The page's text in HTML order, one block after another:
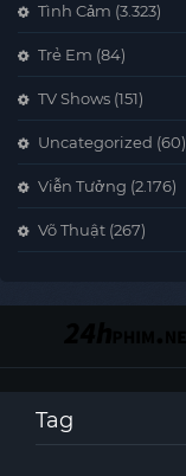
Tình Cảm (3.323)
Trẻ Em (84)
TV Shows (151)
Uncategorized (60)
Viễn Tưởng (2.176)
Võ Thuật (267)
Tag